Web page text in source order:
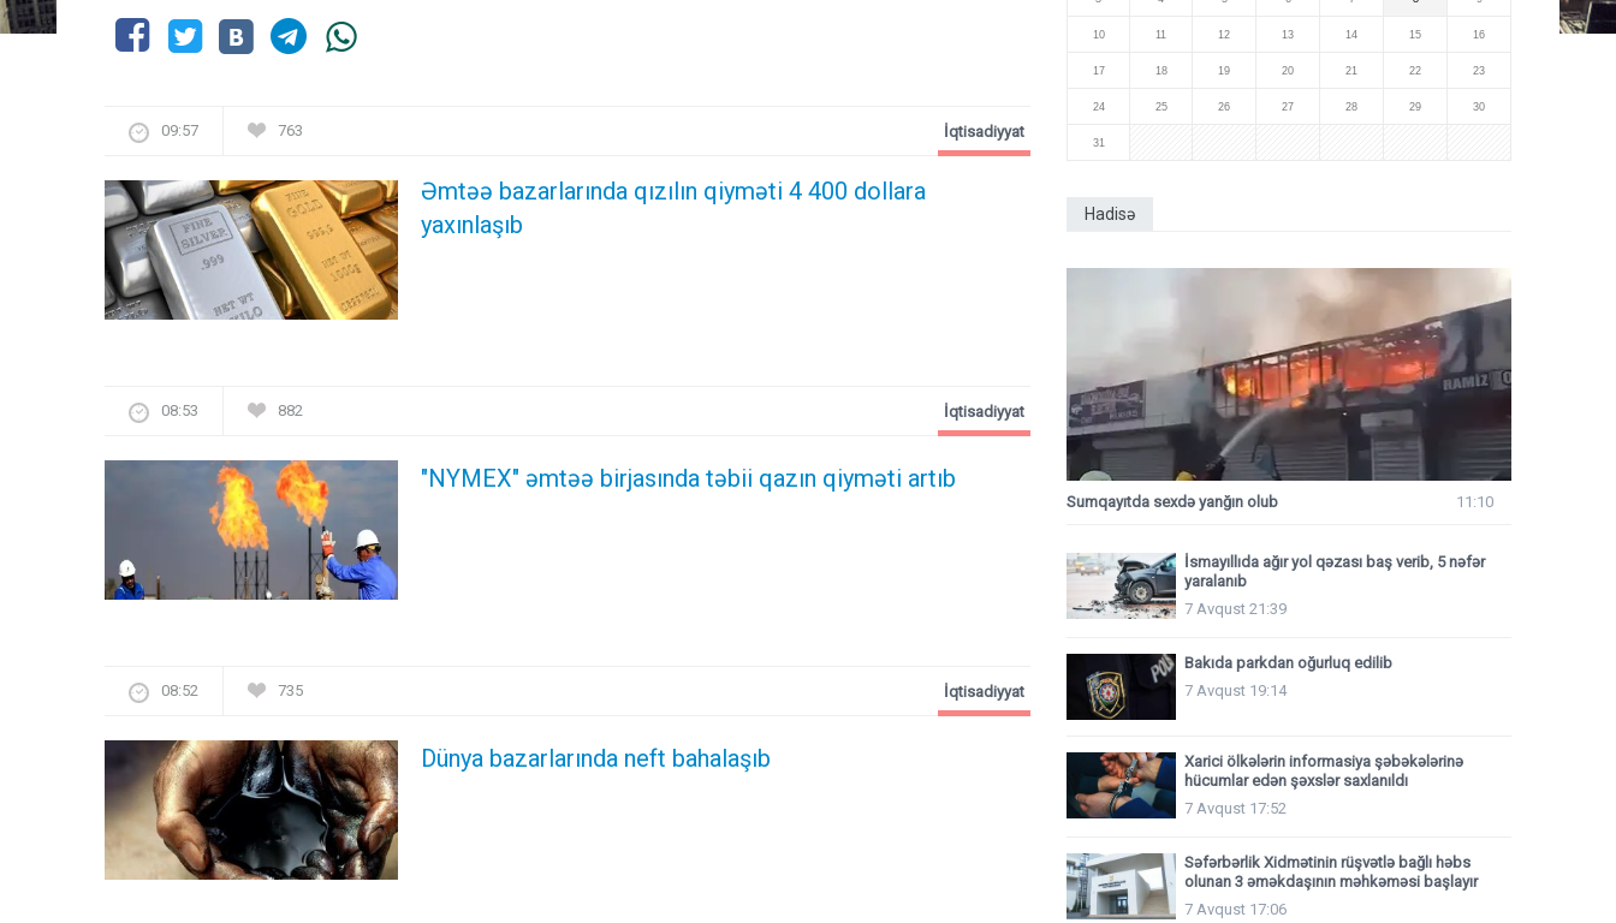
09:57 763
Əmtəə bazarlarında qızılın qiyməti 4 400 dollara
yaxınlaşıb
İqtisadiyyat
08:53 882
"NYMEX" əmtəə birjasında təbii qazın qiyməti artıb
İqtisadiyyat
08:52 735
Dünya bazarlarında neft bahalaşıb
İqtisadiyyat
10 11 12 13 14 15 16
17 18 19 20 21 22 23
24 25 26 27 28 29 30
31
Hadisə
Sumqayıtda sexdə yanğın olub 11:10
İsmayıllıda ağır yol qəzası baş verib, 5 nəfər
yaralanıb
7 Avqust 21:39
Bakıda parkdan oğurluq edilib
7 Avqust 19:14
Xarici ölkələrin informasiya şəbəkələrinə
hücumlar edən şəxslər saxlanıldı
7 Avqust 17:52
Səfərbərlik Xidmətinin rüşvətlə bağlı həbs
olunan 3 əməkdaşının məhkəməsi başlayır
7 Avqust 17:06